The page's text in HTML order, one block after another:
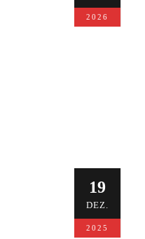
2026
19
DEZ.
2025